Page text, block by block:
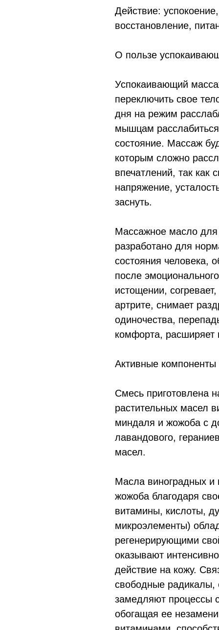
Действие:
восстановление,
О пользе
Успокаивающий
переключить свое
дня на режим
мышцам
состояние. Массаж
которым сложно
впечатлений, так как
напряжение,
заснуть.
Массажное масло
разработано для
состояния человека,
после
истощении,
артрите, снимает
одиночества,
комфорта, расширяет
Активные компоненты
Смесь приготовлена
растительных масел
миндаля и жожоба с
лавандового,
масел.
Масла виноградных и
жожоба благодаря
витамины, кислоты,
микроэлементы)
регенерирующими
оказывают
действие на кожу.
свободные
замедляют процессы
обогащая ее